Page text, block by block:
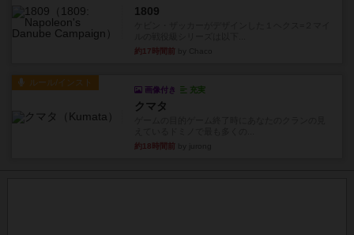
1809
約17時間前
ルール/インスト
画像付き 充実
クマタ
約18時間前